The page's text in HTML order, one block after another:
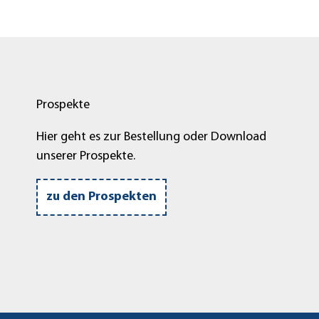
Prospekte
Hier geht es zur Bestellung oder Download
unserer Prospekte.
zu den Prospekten